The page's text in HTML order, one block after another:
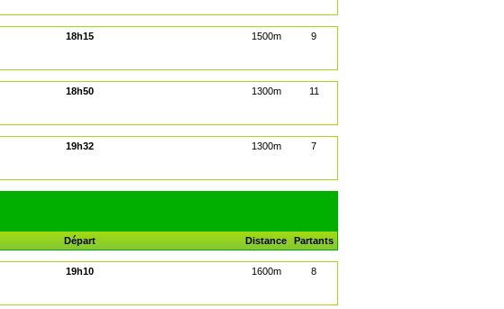
18h15 1500m 9
18h50 1300m 11
19h32 1300m 7
Départ Distance Partants
19h10 1600m 8